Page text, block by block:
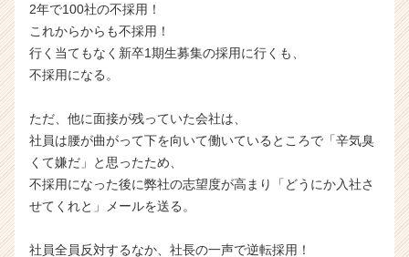
2年で100社の不採用！
これからからも不採用！
行く当てもなく新卒1期生募集の採用に行くも、
不採用になる。
ただ、他に面接が残っていた会社は、
社員は腰が曲がって下を向いて働いているところで「辛気臭
くて嫌だ」と思ったため、
不採用になった後に弊社の志望度が高まり「どうにか入社さ
せてくれと」メールを送る。
社員全員反対するなか、社長の一声で逆転採用！